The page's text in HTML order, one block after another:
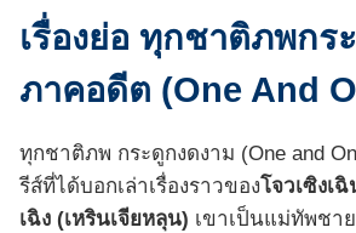
เรื่องย่อ ทุกชาติภพกร
ภาคอดีต (One And
ทุกชาติภพ กระดูกงดงาม (One and
รีส์ที่ได้บอกเล่าเรื่องราวของโจวเซิงเ
เฉิง (เหรินเจียหลุน) เขาเป็นแม่ทัพชา